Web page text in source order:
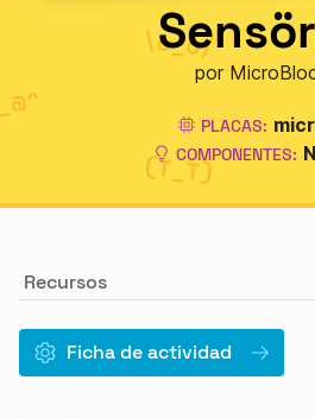
por
PLACAS:
COMPONENTES:
Recursos
Ficha de actividad